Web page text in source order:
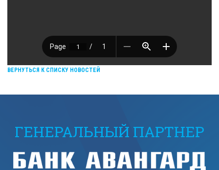
ВЕРНУТЬСЯ К СПИСКУ НОВОСТЕЙ
ГЕНЕРАЛЬНЫЙ ПАРТНЕР